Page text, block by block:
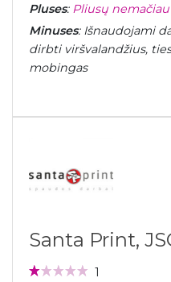
Pluses: Pliusų nemačiau
Minuses: Išnaudojami
dirbti viršvalandžius,
mobingas
Santa Print,
1